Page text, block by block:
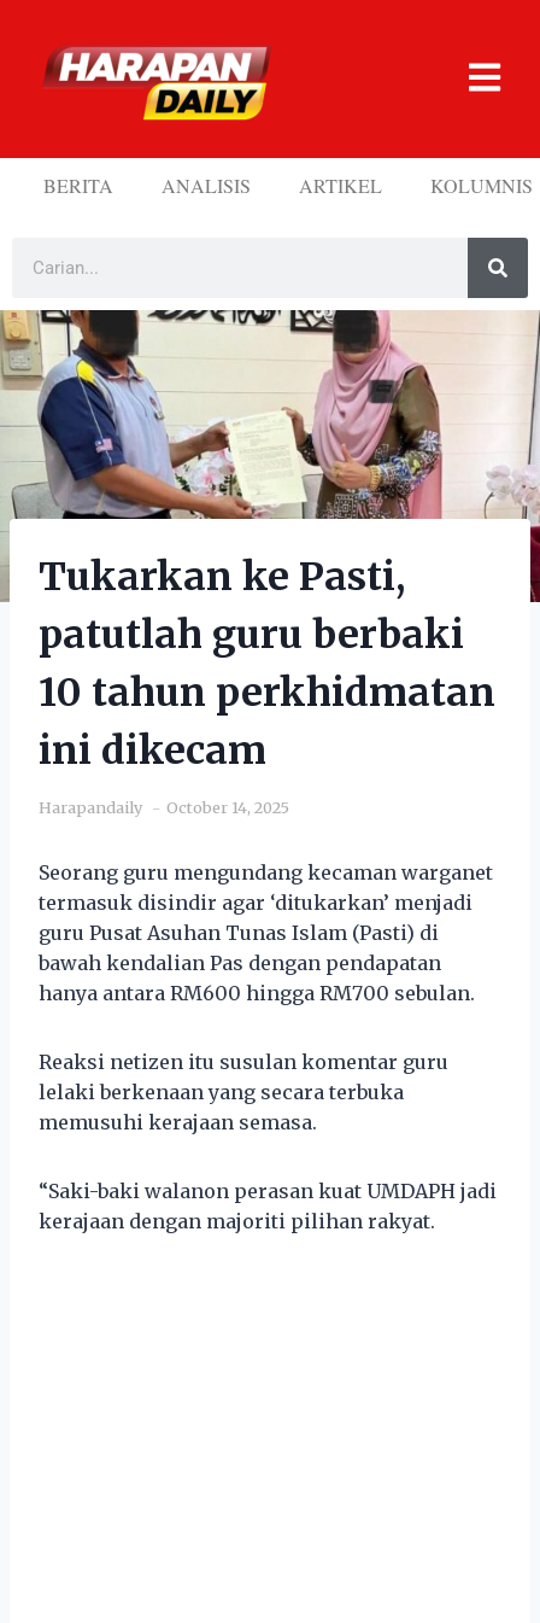
BERITA ANALISIS ARTIKEL KOLUMNIS
Tukarkan ke Pasti,
patutlah guru berbaki
10 tahun perkhidmatan
ini dikecam
Harapandaily October 14, 2025
Seorang guru mengundang kecaman warganet
termasuk disindir agar ‘ditukarkan’ menjadi
guru Pusat Asuhan Tunas Islam (Pasti) di
bawah kendalian Pas dengan pendapatan
hanya antara RM600 hingga RM700 sebulan.
Reaksi netizen itu susulan komentar guru
lelaki berkenaan yang secara terbuka
memusuhi kerajaan semasa.
“Saki-baki walanon perasan kuat UMDAPH jadi
kerajaan dengan majoriti pilihan rakyat.